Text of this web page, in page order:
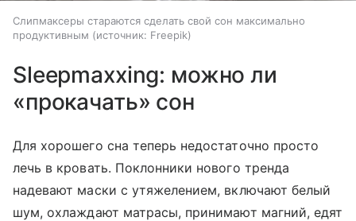
Слипмаксеры стараются сделать свой сон максимально
продуктивным
источник: Freepik
Sleepmaxxing: можно ли
«прокачать» сон
Для хорошего сна теперь недостаточно просто
лечь в кровать. Поклонники нового тренда
надевают маски с утяжелением, включают белый
шум, охлаждают матрасы, принимают магний, едят